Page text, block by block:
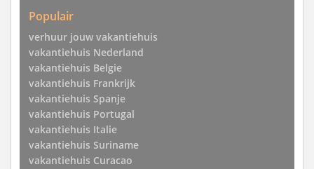
Populair
verhuur jouw vakantiehuis
vakantiehuis Nederland
vakantiehuis Belgie
vakantiehuis Frankrijk
vakantiehuis Spanje
vakantiehuis Portugal
vakantiehuis Italie
vakantiehuis Suriname
vakantiehuis Curacao